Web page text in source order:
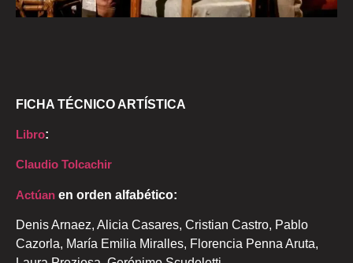
FICHA TÉCNICO ARTÍSTICA
Libro:
Claudio Tolcachir
Actúan en orden alfabético:
Denis Arnaez, Alicia Casares, Cristian Castro, Pablo
Cazorla, María Emilia Miralles, Florencia Penna Aruta,